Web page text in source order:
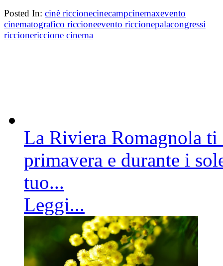
Posted In: cinè riccionecinecampcinemaxevento
cinematografico riccioneevento riccionepalacongressi
riccionericcione cinema
La Riviera Romagnola
primavera e durante i
tuo...
Leggi...